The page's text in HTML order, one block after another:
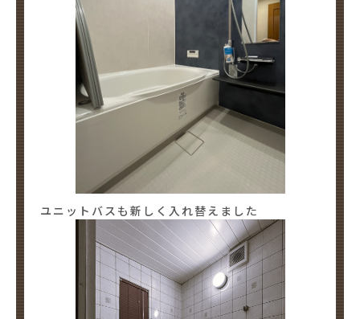
ユニットバスも新しく入れ替えました